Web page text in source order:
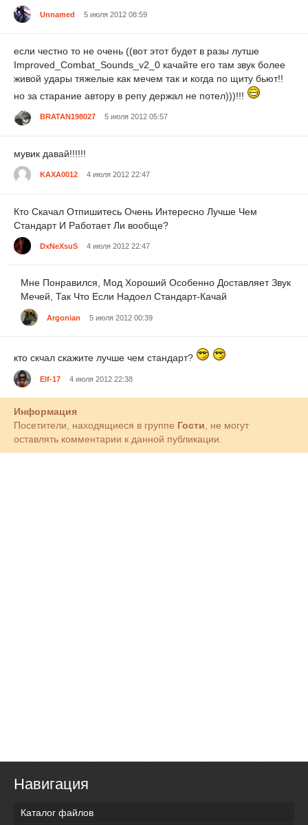
Unnamed 5 июля 2012 08:59
если честно то не очень ((вот этот будет в разы лутше
Improved_Combat_Sounds_v2_0 качайте его там звук более
живой удары тяжелые как мечем так и когда по щиту бьют!!
но за старание автору в репу держал не потел)))!!!
BRATAN198027 5 июля 2012 05:57
мувик давай!!!!!!
KAXA0012 4 июля 2012 22:47
Кто Скачал Отпишитесь Очень Интересно Лучше Чем
Стандарт И Работает Ли вообще?
DxNeXsuS 4 июля 2012 22:47
Мне Понравился, Мод Хороший Особенно Доставляет Звук
Мечей, Так Что Если Надоел Стандарт-Качай
Argonian 5 июля 2012 00:39
кто скчал скажите лучше чем стандарт?
Elf-17 4 июля 2012 22:38
Информация
Посетители, находящиеся в группе Гости , не могут
оставлять комментарии к данной публикации.
Навигация
Каталог файлов